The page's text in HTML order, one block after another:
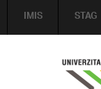
IMIS STAG